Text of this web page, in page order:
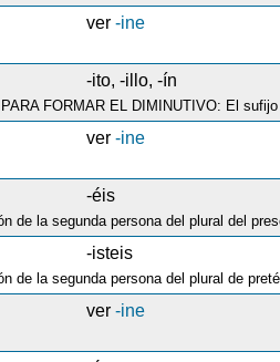
ver-ine
-ito, -illo, -ín
PARA FORMAR EL
ver-ine
-éis
-isteis
de la segunda persona del plural de
ver-ine